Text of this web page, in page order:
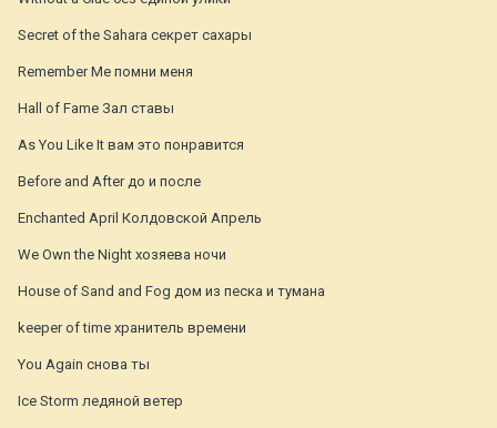
Secret of the Sahara секрет сахары
Remember Me помни меня
Hall of Fame Зал ставы
As You Like It вам это понравится
Before and After до и после
Enchanted April Колдовской Апрель
We Own the Night хозяева ночи
House of Sand and Fog дом из песка и тумана
keeper of time хранитель времени
You Again снова ты
Ice Storm ледяной ветер